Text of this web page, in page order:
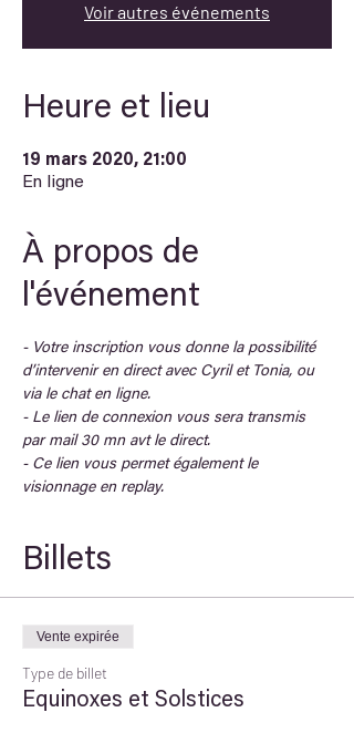
Voir autres événements
Heure et lieu
19 mars 2020, 21:00
En ligne
À propos de
l'événement
- Votre inscription vous donne la possibilité
d’intervenir en direct avec Cyril et Tonia, ou
via le chat en ligne.
- Le lien de connexion vous sera transmis
par mail 30 mn avt le direct.
- Ce lien vous permet également le
visionnage en replay.
Billets
Vente expirée
Type de billet
Equinoxes et Solstices